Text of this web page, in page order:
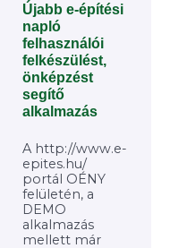
Újabb e-építési
napló
felhasználói
felkészülést,
önképzést
segítő
alkalmazás
A http://www.e-
epites.hu/
portál OÉNY
felületén, a
DEMO
alkalmazás
mellett már